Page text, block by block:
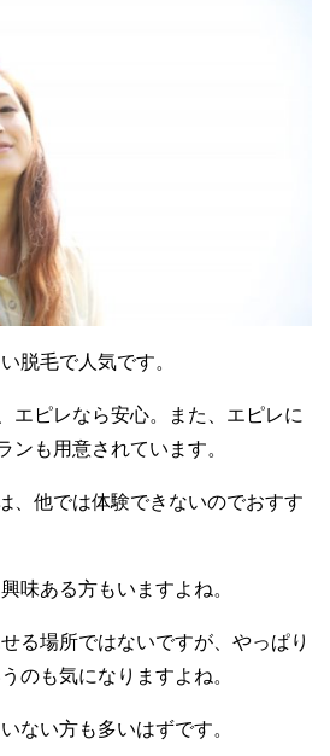
脱毛で人気です。
エピレなら安心。また、エピレに
ンも用意されています。
、他では体験できないのでおすす
味ある方もいますよね。
る場所ではないですが、やっぱり
のも気になりますよね。
ない方も多いはずです。